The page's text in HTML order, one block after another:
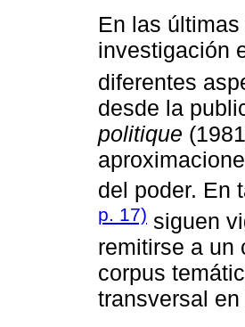
En las
investigación
diferentes
desde la
politique
del poder. En
p. 17) siguen
remitirse a un
corpus
transversal